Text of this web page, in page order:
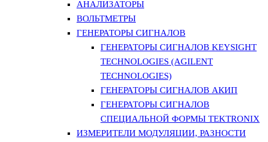
АНАЛИЗАТОРЫ
ВОЛЬТМЕТРЫ
ГЕНЕРАТОРЫ СИГНАЛОВ
ГЕНЕРАТОРЫ СИГНАЛОВ KEYSIGHT
TECHNOLOGIES (AGILENT
TECHNOLOGIES)
ГЕНЕРАТОРЫ СИГНАЛОВ АКИП
ГЕНЕРАТОРЫ СИГНАЛОВ
СПЕЦИАЛЬНОЙ ФОРМЫ TEKTRONIX
ИЗМЕРИТЕЛИ МОДУЛЯЦИИ, РАЗНОСТИ